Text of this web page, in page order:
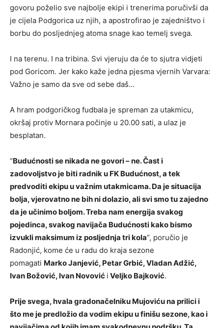
govoru poželio sve najbolje ekipi i trenerima poručivši da
je cijela Podgorica uz njih, a apostrofirao je zajedništvo i
borbu do posljednjeg atoma snage kao temelj svega.
I na terenu. I na tribina. Svi vjeruju da će to sjutra vidjeti
pod Goricom. Jer kako kaže jedna pjesma vjernih Varvara:
Važno je samo da sve od sebe daš…
A hram podgoričkog fudbala je spreman za utakmicu,
okršaj protiv Mornara počinje u 20.00 sati, a ulaz je
besplatan.
“Budućnosti se nikada ne govori – ne. Čast i
zadovoljstvo je biti radnik u FK Budućnost, a tek
predvoditi ekipu u važnim utakmicama. Da je situacija
bolja, vjerovatno ne bih ni dolazio, ali svi smo tu zajedno
da je učinimo boljom. Treba nam energija svakog
pojedinca, svakog navijača Budućnosti kako bismo
izvukli maksimum iz posljednja tri kola“, poručio je
Radonjić, kome će u radu do kraja sezone
pomagati Marko Janjević, Petar Grbić, Vladan Adžić,
Ivan Božović, Ivan Novović i Veljko Bajković.
Prije svega, hvala gradonačelniku Mujoviću na prilici i
što me je predložio da vodim ekipu u finišu sezone, kao i